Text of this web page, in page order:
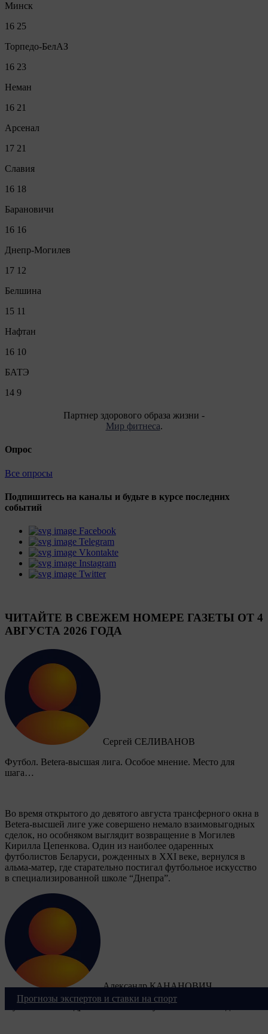
Минск
16 25
Торпедо-БелАЗ
16 23
Неман
16 21
Арсенал
17 21
Славия
16 18
Барановичи
16 16
Днепр-Могилев
17 12
Белшина
15 11
Нафтан
16 10
БАТЭ
14 9
Партнер здорового образа жизни -
Мир фитнеса.
Опрос
Все опросы
Подпишитесь на каналы и будьте в курсе последних
событий
Facebook
Telegram
Vkontakte
Instagram
Twitter
ЧИТАЙТЕ В СВЕЖЕМ НОМЕРЕ ГАЗЕТЫ ОТ 4
АВГУСТА 2026 ГОДА
Сергей СЕЛИВАНОВ
Футбол. Betera-высшая лига. Особое мнение. Место для
шага…
Во время открытого до девятого августа трансферного окна в
Betera-высшей лиге уже совершено немало взаимовыгодных
сделок, но особняком выглядит возвращение в Могилев
Кирилла Цепенкова. Один из наиболее одаренных
футболистов Беларуси, рожденных в XXI веке, вернулся в
альма-матер, где старательно постигал футбольное искусство
в специализированной школе “Днепра”.
Александр КАНАНОВИЧ
Футзал. Александр Чибисов. Нахожусь в своей команде
Прогнозы экспертов и ставки на спорт